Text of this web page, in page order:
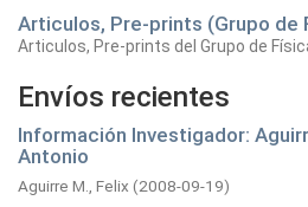
Articulos, Pre-prints (Grupo de
Articulos, Pre-prints del Grupo de
Envíos recientes
Información Investigador:
Antonio
Aguirre M., Felix (2008-09-19)